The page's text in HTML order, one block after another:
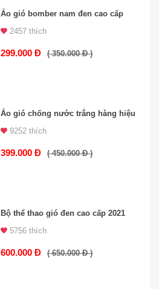
Áo gió bomber nam đen cao cấp
2457 thích
299.000 Đ ( 350.000 Đ )
Áo gió chống nước trắng hàng hiệu
9252 thích
399.000 Đ ( 450.000 Đ )
Bộ thể thao gió đen cao cấp 2021
5756 thích
600.000 Đ ( 650.000 Đ )